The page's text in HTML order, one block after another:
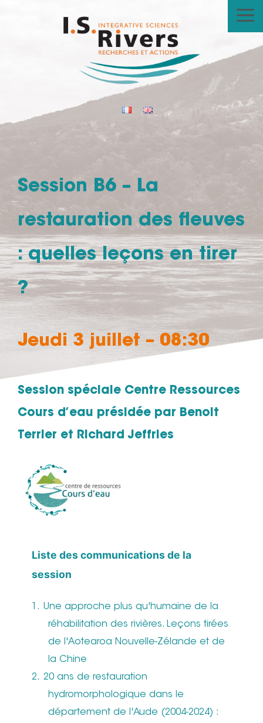
Session B6 – La
restauration des fleuves
: quelles leçons en tirer
?
Jeudi 3 juillet – 08:30
Session spéciale Centre Ressources
Cours d’eau présidée par Benoit
Terrier et Richard Jeffries
Liste des communications de la
session
Une approche plus qu'humaine de la
réhabilitation des rivières. Leçons tirées
de l'Aotearoa Nouvelle-Zélande et de
la Chine
20 ans de restauration
hydromorphologique dans le
département de l'Aude (2004-2024) :